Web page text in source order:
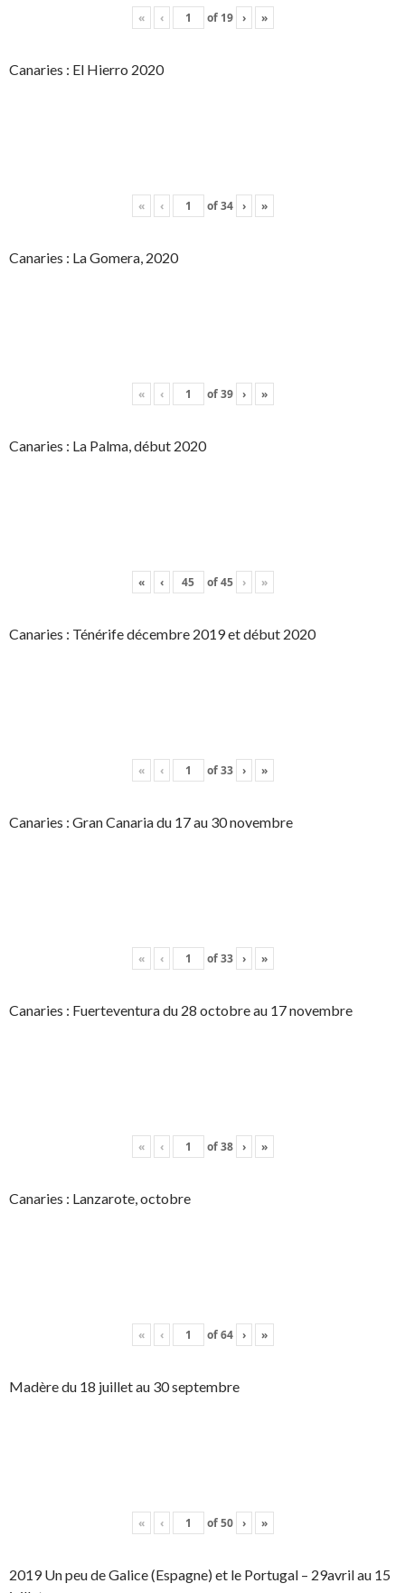
« ‹ of 19 › »
Canaries : El Hierro 2020
« ‹ of34 › »
Canaries : La Gomera, 2020
« ‹ of39 › »
Canaries : La Palma, début 2020
« ‹ of45 › »
Canaries : Ténérife décembre 2019 et début 2020
« ‹ of33 › »
Canaries : Gran Canaria du 17 au 30 novembre
« ‹ of33 › »
Canaries : Fuerteventura du 28 octobre au 17 novembre
« ‹ of38 › »
Canaries : Lanzarote, octobre
« ‹ of64 › »
Madère du 18 juillet au 30 septembre
« ‹ of50 › »
2019 Un peu de Galice (Espagne) et le Portugal – 29avril au 15